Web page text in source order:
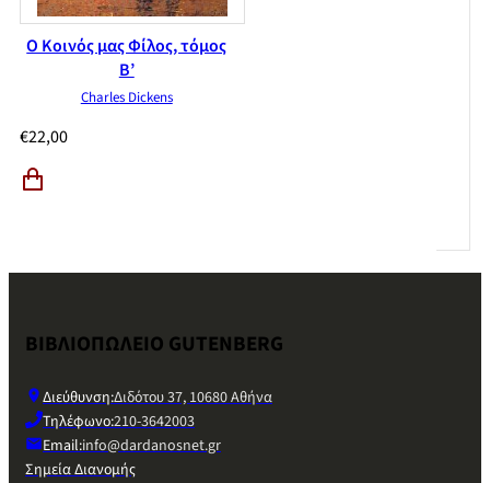
Ο Κοινός μας Φίλος, τόμος
Β’
Charles Dickens
€22,00
ΒΙΒΛΙΟΠΩΛΕΙΟ GUTENBERG
Διεύθυνση:Διδότου 37, 10680 Αθήνα
Τηλέφωνο:210-3642003
Email:info@dardanosnet.gr
Σημεία Διανομής